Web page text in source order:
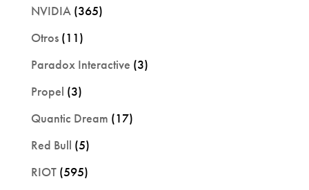
NVIDIA(365)
Otros(11)
Paradox Interactive (3)
Propel (3)
Quantic Dream (17)
Red Bull (5)
RIOT(595)